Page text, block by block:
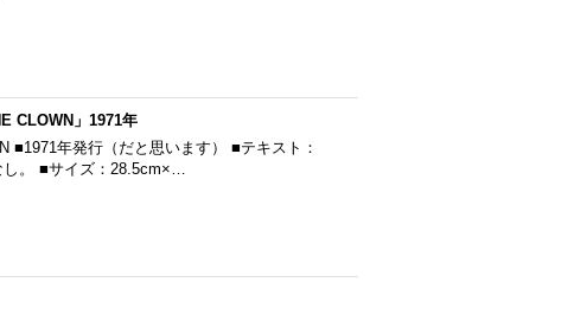
CLOWN」1971年
■1971年発行（だと思います） ■テキスト：
し。 ■サイズ：28.5cm×…